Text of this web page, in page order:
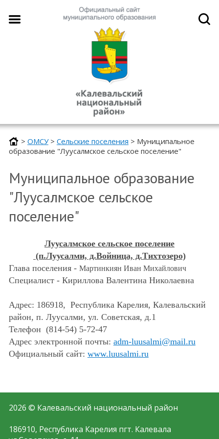
> ОМСУ > Сельские поселения > Муниципальное
образование "Луусалмское сельское поселение"
Муниципальное образование
"Луусалмское сельское
поселение"
Луусалмское сельское поселение
(п.Луусалми, д.Войница, д.Тихтозеро)
Глава поселения - Мартинкиян Иван Михайлович
Специалист - Кириллова Валентина Николаевна
Адрес: 186918, Республика Карелия, Калевальский
район, п. Луусалми, ул. Советская, д.1
Телефон (814-54) 5-72-47
Адрес электронной почты: adm-luusalmi@mail.ru
Официальный сайт: www.luusalmi.ru
2026 © Калевальский национальный район
186910, Республика Карелия пгт. Калевала